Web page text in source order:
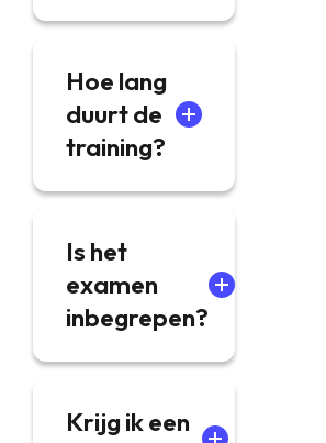
Hoe lang
duurt de
training?
Is het
examen
inbegrepen?
Krijg ik een